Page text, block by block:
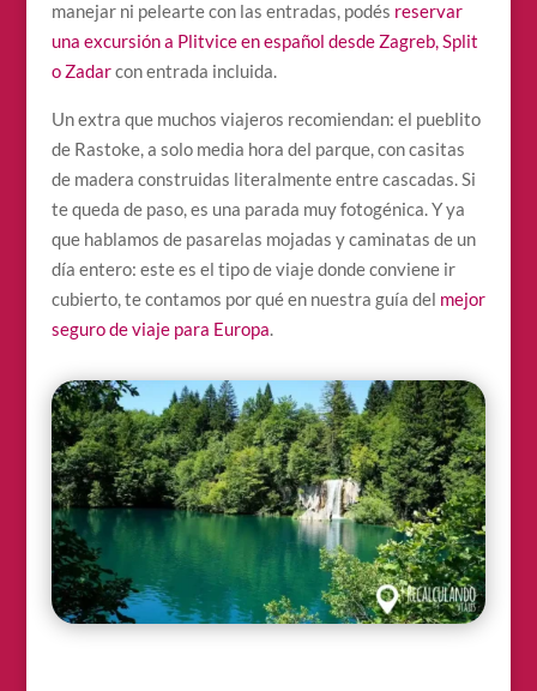
manejar ni pelearte con las entradas, podés reservar
una excursión a Plitvice en español desde Zagreb, Split
o Zadarcon entrada incluida.
Un extra que muchos viajeros recomiendan: el pueblito
de Rastoke, a solo media hora del parque, con casitas
de madera construidas literalmente entre cascadas. Si
te queda de paso, es una parada muy fotogénica. Y ya
que hablamos de pasarelas mojadas y caminatas de un
día entero: este es el tipo de viaje donde conviene ir
cubierto, te contamos por qué en nuestra guía del mejor
seguro de viaje para Europa